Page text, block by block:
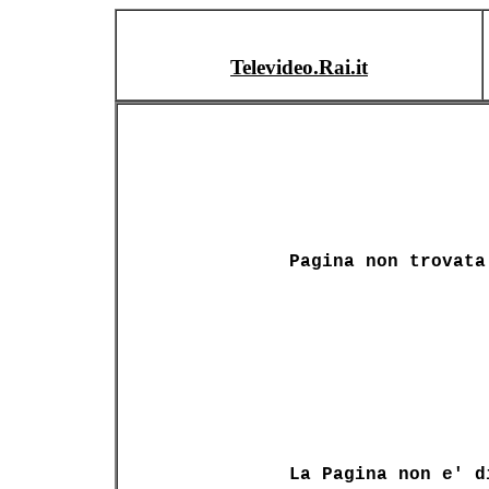
Televideo.Rai.it
Pagina non trovata
La Pagina non e'